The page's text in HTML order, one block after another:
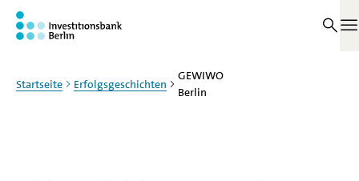
Zum Haupinhalt springen
Startseite Erfolgsgeschichten
GEWIWO
Berlin